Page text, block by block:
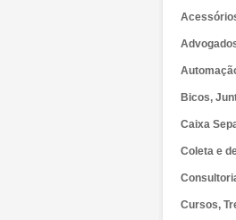
Bicos,
Caixa
Coleta e
Cursos,